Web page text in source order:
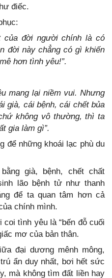
điếc.
của đời người chính là có
đời này chẳng có gì khiến
hơn tình yêu!”.
mang lại niềm vui. Nhưng
già, cái bệnh, cái chết bủa
không vô thường, thì ta
gia làm gì”.
để những khoái lạc phù du
già, bệnh, chết chất
lão bệnh tử như thanh
để ta quan tâm hơn cả
chính mình.
tình yêu là “bến đỗ cuối
mơ của bản thân.
đại dương mênh mông,
ẩn duy nhất, bơi hết sức
mà không tìm đất liền hay